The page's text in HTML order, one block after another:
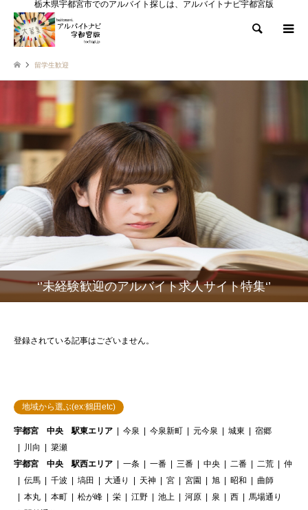
栃木県宇都宮市でのアルバイト探しは、アルバイトナビ宇都宮版
検索
留学生歓迎
‘’未経験歓迎のアルバイト求人サイト特集‘’
登録されている記事はございません。
地域から選ぶ(ex:鶴田etc)
宇都宮 中央 駅東エリア 今泉 今泉新町 元今泉 城東
宿郷
川向
簗瀬
宇都宮 中央 駅西エリア
一条 一番 三番 中央 二番 二荒
仲
伝馬
千波 塙田 大通り 天神 宮 宮園 旭 昭和
曲師
本丸
本町 松が峰 栄 江野 池上 河原 泉 西
馬場通り